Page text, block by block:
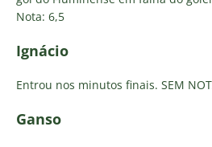
Nota: 6,5
Ignácio
Entrou nos minutos finais. SEM
Ganso